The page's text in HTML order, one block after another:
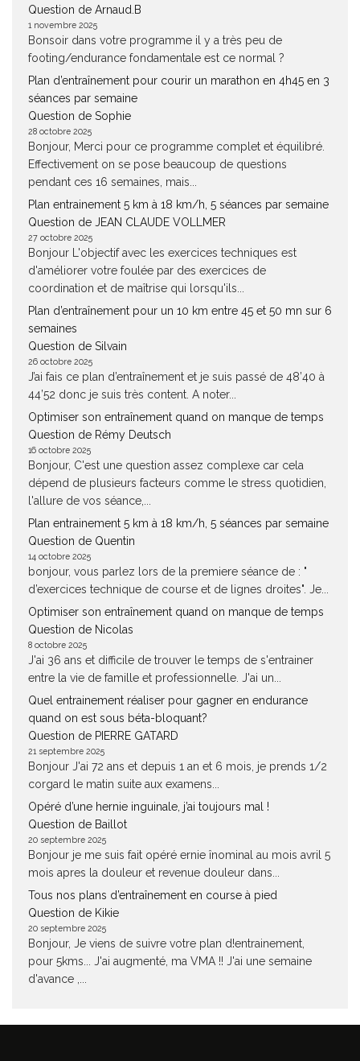
Question de Arnaud.B
1 novembre 2025
Bonsoir dans votre programme il y a très peu de
footing/endurance fondamentale est ce normal ?
Plan d’entraînement pour courir un marathon en 4h45 en 3
séances par semaine
Question de Sophie
28 octobre 2025
Bonjour, Merci pour ce programme complet et équilibré.
Effectivement on se pose beaucoup de questions
pendant ces 16 semaines, mais...
Plan entrainement 5 km à 18 km/h, 5 séances par semaine
Question de JEAN CLAUDE VOLLMER
27 octobre 2025
Bonjour L'objectif avec les exercices techniques est
d'améliorer votre foulée par des exercices de
coordination et de maîtrise qui lorsqu'ils...
Plan d’entraînement pour un 10 km entre 45 et 50 mn sur 6
semaines
Question de Silvain
26 octobre 2025
J’ai fais ce plan d’entraînement et je suis passé de 48’40 à
44’52 donc je suis très content. A noter...
Optimiser son entraînement quand on manque de temps
Question de Rémy Deutsch
16 octobre 2025
Bonjour, C'est une question assez complexe car cela
dépend de plusieurs facteurs comme le stress quotidien,
l'allure de vos séance,...
Plan entrainement 5 km à 18 km/h, 5 séances par semaine
Question de Quentin
14 octobre 2025
bonjour, vous parlez lors de la premiere séance de : "
d’exercices technique de course et de lignes droites". Je...
Optimiser son entraînement quand on manque de temps
Question de Nicolas
8 octobre 2025
J'ai 36 ans et difficile de trouver le temps de s'entrainer
entre la vie de famille et professionnelle. J'ai un...
Quel entrainement réaliser pour gagner en endurance
quand on est sous béta-bloquant?
Question de PIERRE GATARD
21 septembre 2025
Bonjour J'ai 72 ans et depuis 1 an et 6 mois, je prends 1/2
corgard le matin suite aux examens...
Opéré d’une hernie inguinale, j’ai toujours mal !
Question de Baillot
20 septembre 2025
Bonjour je me suis fait opéré ernie înominal au mois avril 5
mois apres la douleur et revenue douleur dans...
Tous nos plans d’entraînement en course à pied
Question de Kikie
20 septembre 2025
Bonjour, Je viens de suivre votre plan d!entrainement,
pour 5kms... J'ai augmenté, ma VMA !! J'ai une semaine
d'avance ,...